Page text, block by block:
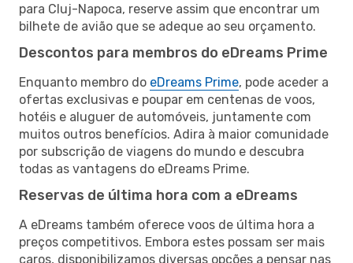
para Cluj-Napoca, reserve assim que encontrar um
bilhete de avião que se adeque ao seu orçamento.
Descontos para membros do eDreams Prime
Enquanto membro do eDreams Prime, pode aceder a
ofertas exclusivas e poupar em centenas de voos,
hotéis e aluguer de automóveis, juntamente com
muitos outros benefícios. Adira à maior comunidade
por subscrição de viagens do mundo e descubra
todas as vantagens do eDreams Prime.
Reservas de última hora com a eDreams
A eDreams também oferece voos de última hora a
preços competitivos. Embora estes possam ser mais
caros, disponibilizamos diversas opções a pensar nas